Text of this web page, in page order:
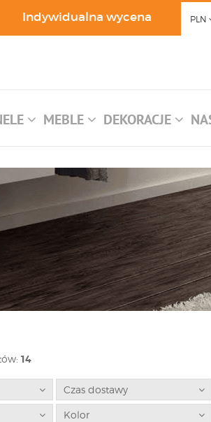
Indywidualna wycena PLN
MEBLE DEKORACJE
14
Czas dostawy
Kolor